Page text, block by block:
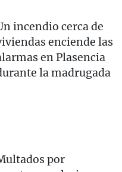
incendio cerca de
enciende las
en Plasencia
la madrugada
por